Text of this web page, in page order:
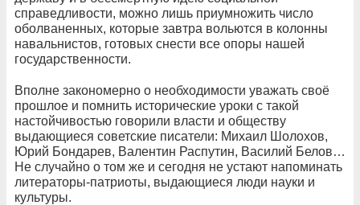
справедливости, можно лишь приумножить число
оболваненных, которые завтра вольются в колонны
навальнистов, готовых снести все опоры нашей
государственности.
Вполне закономерно о необходимости уважать своё
прошлое и помнить исторические уроки с такой
настойчивостью говорили власти и обществу
выдающиеся советские писатели: Михаил Шолохов,
Юрий Бондарев, Валентин Распутин, Василий Белов…
Не случайно о том же и сегодня не устают напоминать
литераторы-патриоты, выдающиеся люди науки и
культуры.